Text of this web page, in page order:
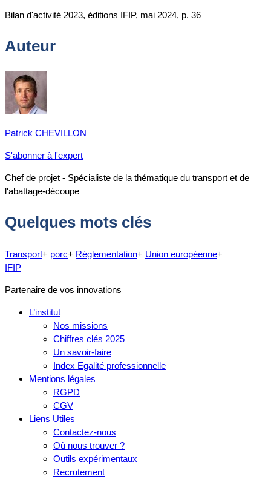
Bilan d'activité 2023, éditions IFIP, mai 2024, p. 36
Auteur
Patrick CHEVILLON
S'abonner à l'expert
Chef de projet - Spécialiste de la thématique du transport et de
l'abattage-découpe
Quelques mots clés
Transport+ porc+ Réglementation+ Union européenne+
IFIP
Partenaire de vos innovations
L’institut
Nos missions
Chiffres clés 2025
Un savoir-faire
Index Egalité professionnelle
Mentions légales
RGPD
CGV
Liens Utiles
Contactez-nous
Où nous trouver ?
Outils expérimentaux
Recrutement